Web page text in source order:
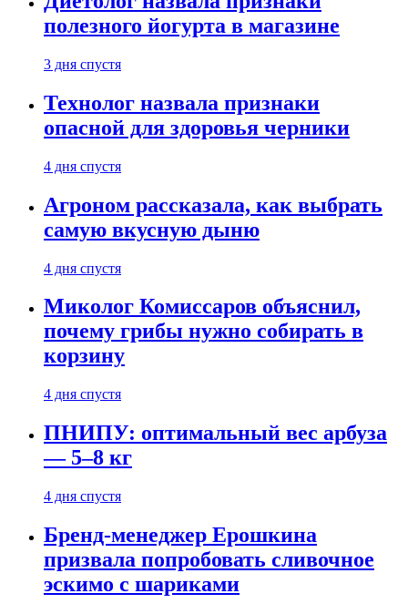
полезного йогурта в магазине
3 дня спустя
Технолог назвала признаки
опасной для здоровья черники
4 дня спустя
Агроном рассказала, как выбрать
самую вкусную дыню
4 дня спустя
Миколог Комиссаров объяснил,
почему грибы нужно собирать в
корзину
4 дня спустя
ПНИПУ: оптимальный вес арбуза
— 5–8 кг
4 дня спустя
Бренд-менеджер Ерошкина
призвала попробовать сливочное
эскимо с шариками